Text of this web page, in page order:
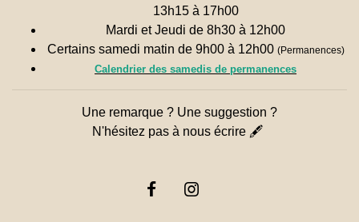
13h15 à 17h00
Mardi et Jeudi de 8h30 à 12h00
Certains samedi matin de 9h00 à 12h00 (Permanences)
Calendrier des samedis de permanences
Une remarque ? Une suggestion ?
N'hésitez pas à nous écrire 🖋